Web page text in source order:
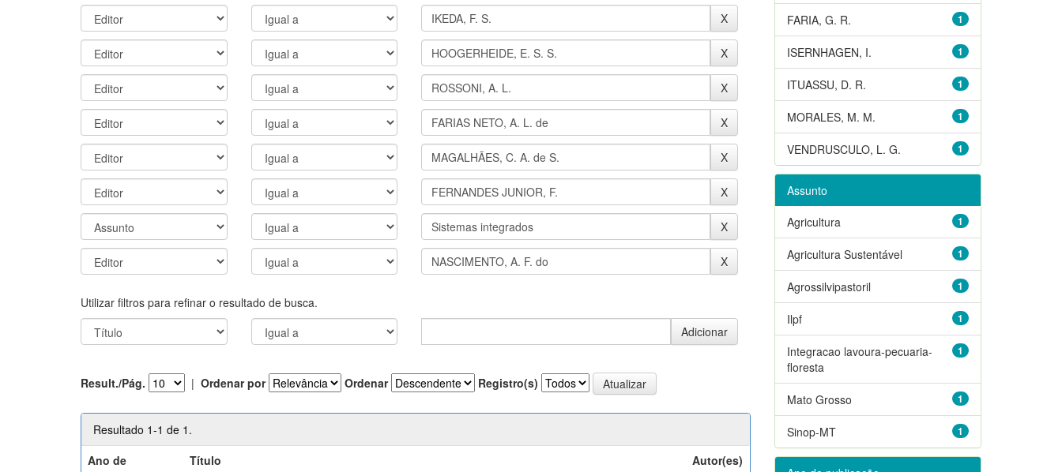
Utilizar filtros para refinar o resultado de busca.
Result./Pág. | Ordenar por Ordenar Registro(s)
Resultado 1-1 de 1.
Ano de
Título Autor(es)
1
FARIA, G. R.
1
ISERNHAGEN, I.
1
ITUASSU, D. R.
1
MORALES, M. M.
1
VENDRUSCULO, L. G.
Assunto
1
Agricultura
1
Agricultura Sustentável
1
Agrossilvipastoril
1
Ilpf
1
Integracao lavoura-pecuaria-
floresta
1
Mato Grosso
1
Sinop-MT